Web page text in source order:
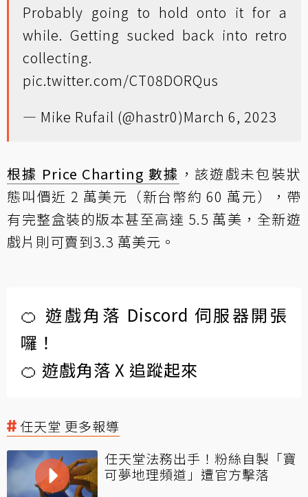
Probably going to hold onto it for a
while. Getting sucked back into retro
collecting.
pic.twitter.com/CT08DORQus
— Mike Rufail (@hastr0)March 6, 2023
根據 Price Charting 數據 ，該遊戲未包裝狀
態叫價近 2 萬美元（新台幣約 60 萬元），帶
有完整盒裝的版本甚至高達 5.5 萬美，全新遊
戲片則可賣到3.3 萬美元。
🍊 遊戲角落 Discord 伺服器開張
囉！
🍊 遊戲角落 X 追蹤起來
任天堂 更多報導
任天堂法務出手！粉絲自製「寶
可夢地理頻道」遭官方擊落